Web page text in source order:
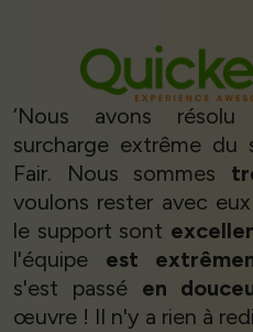
‘Nous avons
surcharge extrême
Fair. Nous sommes
voulons rester avec
le support sont
l'équipe est
s'est passé en
œuvre ! Il n'y a rien à